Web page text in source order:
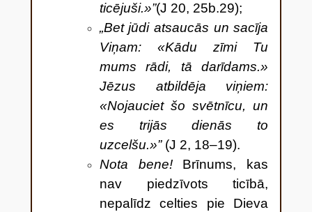
ticējuši.»”(J 20, 25b.29);
„Bet jūdi atsaucās un sacīja
Viņam: «Kādu zīmi Tu
mums rādi, tā darīdams.»
Jēzus atbildēja viņiem:
«Nojauciet šo svētnīcu, un
es trijās dienās to
uzcelšu.»” (J 2, 18–19).
Nota bene!Brīnums, kas
nav piedzīvots ticībā,
nepalīdz celties pie Dieva